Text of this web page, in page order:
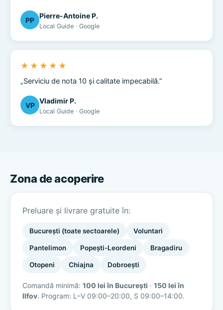
PP
Pierre-Antoine P.
Local Guide · Google
★★★★★
„Serviciu de nota 10 și calitate impecabilă.”
VP
Vladimir P.
Local Guide · Google
Zona de acoperire
Preluare și livrare gratuite în:
București (toate sectoarele) Voluntari
Pantelimon Popești-Leordeni Bragadiru
Otopeni Chiajna Dobroești
Comandă minimă: 100 lei în București · 150 lei în
Ilfov. Program: L–V 09:00–20:00, S 09:00–14:00.